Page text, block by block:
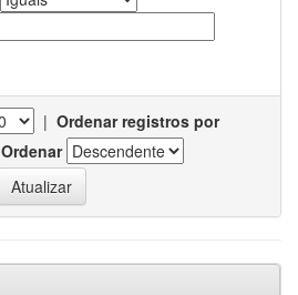
| Ordenar registros por
Ordenar